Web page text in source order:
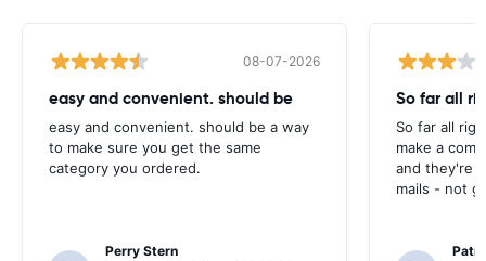
08-07-2026
easy and convenient. should be
easy and convenient. should be a way
to make sure you get the same
category you ordered.
Perry Stern
So far all
So far all
make a
and they're
mails - not